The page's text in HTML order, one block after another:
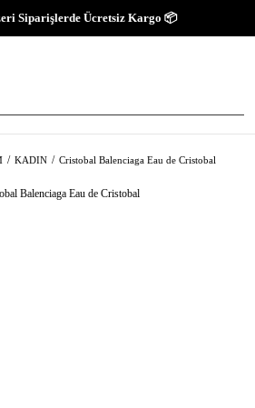
Siparişlerde Ücretsiz Kargo 📦
KADIN Cristobal Balenciaga Eau de Cristobal